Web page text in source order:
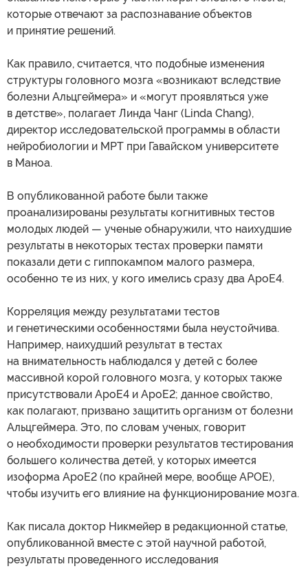
которые отвечают за распознавание объектов
и принятие решений.
Как правило, считается, что подобные изменения
структуры головного мозга «возникают вследствие
болезни Альцгеймера» и «могут проявляться уже
в детстве», полагает Линда Чанг (Linda Chang),
директор исследовательской программы в области
нейробиологии и МРТ при Гавайском университете
в Маноа.
В опубликованной работе были также
проанализированы результаты когнитивных тестов
молодых людей — ученые обнаружили, что наихудшие
результаты в некоторых тестах проверки памяти
показали дети с гиппокампом малого размера,
особенно те из них, у кого имелись сразу два ApoE4.
Корреляция между результатами тестов
и генетическими особенностями была неустойчива.
Например, наихудший результат в тестах
на внимательность наблюдался у детей с более
массивной корой головного мозга, у которых также
присутствовали ApoE4 и ApoE2; данное свойство,
как полагают, призвано защитить организм от болезни
Альцгеймера. Это, по словам ученых, говорит
о необходимости проверки результатов тестирования
большего количества детей, у которых имеется
изоформа ApoE2 (по крайней мере, вообще APOE),
чтобы изучить его влияние на функционирование мозга.
Как писала доктор Никмейер в редакционной статье,
опубликованной вместе с этой научной работой,
результаты проведенного исследования